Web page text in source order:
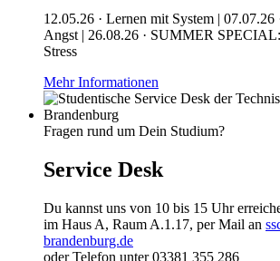
12.05.26 · Lernen mit System | 07.07.26
Angst | 26.08.26 · SUMMER
Stress
Mehr Informationen
Fragen rund um Dein Studium?
Service Desk
Du kannst uns von 10 bis 15 Uhr
im Haus A, Raum A.1.17, per Mail an
brandenburg.de
oder Telefon unter 03381 355 286